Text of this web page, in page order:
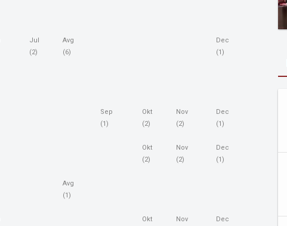
Jul
(2)
Avg
(6)
Dec
(1)
Sep
(1)
Okt
(2)
Nov
(2)
Dec
(1)
Okt
(2)
Nov
(2)
Dec
(1)
Avg
(1)
Okt
Nov
Dec